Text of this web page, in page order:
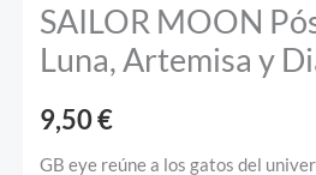
SAILOR MOON
Luna, Artemisa y
9,50€
GB eye reúne a los gatos del